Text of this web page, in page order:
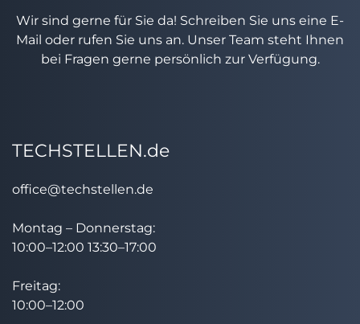
Wir sind gerne für Sie da! Schreiben Sie uns eine E-
Mail oder rufen Sie uns an. Unser Team steht Ihnen
bei Fragen gerne persönlich zur Verfügung.
TECHSTELLEN.de
office@techstellen.de
Montag – Donnerstag:
10:00–12:00 13:30–17:00
Freitag:
10:00–12:00